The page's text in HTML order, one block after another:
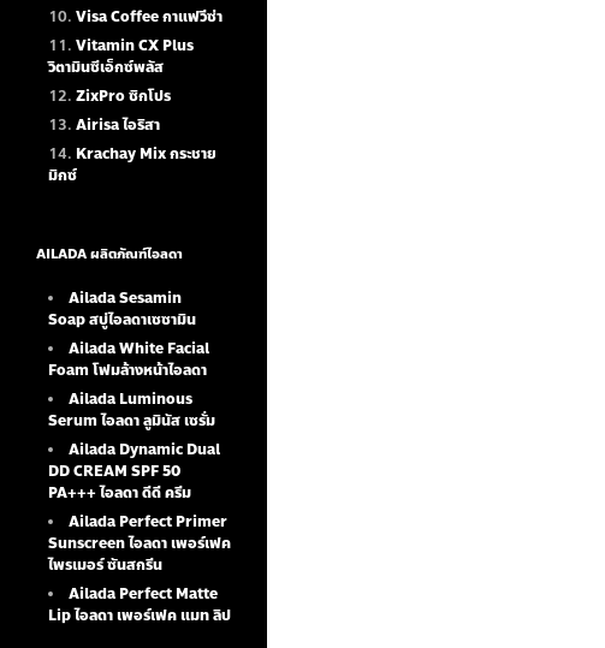
Visa Coffee กาแฟวีซ่า
Vitamin CX Plus
วิตามินซีเอ็กซ์พลัส
ZixPro ซิกโปร
Airisa ไอริสา
Krachay Mix กระชาย
มิกซ์
AILADA ผลิตภัณฑ์ไอลดา
Ailada Sesamin
Soapสบู่ไอลดาเซซามิน
Ailada White Facial
Foamโฟมล้างหน้าไอลดา
Ailada Luminous
Serumไอลดา ลูมินัส เซรั่ม
Ailada Dynamic Dual
DD CREAM SPF 50
PA+++ ไอลดา ดีดี ครีม
Ailada Perfect Primer
Sunscreen ไอลดา เพอร์เฟค
ไพรเมอร์ ซันสกรีน
Ailada Perfect Matte
Lip ไอลดา เพอร์เฟค แมท ลิป